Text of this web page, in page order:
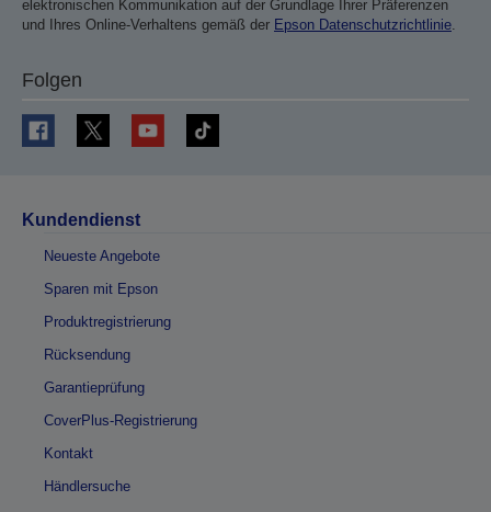
elektronischen Kommunikation auf der Grundlage Ihrer Präferenzen
und Ihres Online-Verhaltens gemäß der Epson Datenschutzrichtlinie.
Folgen
Kundendienst
Neueste Angebote
Sparen mit Epson
Produktregistrierung
Rücksendung
Garantieprüfung
CoverPlus-Registrierung
Kontakt
Händlersuche